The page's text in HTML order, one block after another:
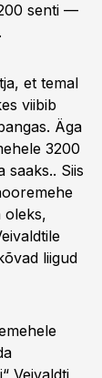
senti —
et temal
viibib
Äga
3200
saaks.. Siis
oleks,
liigud
Veivaldti